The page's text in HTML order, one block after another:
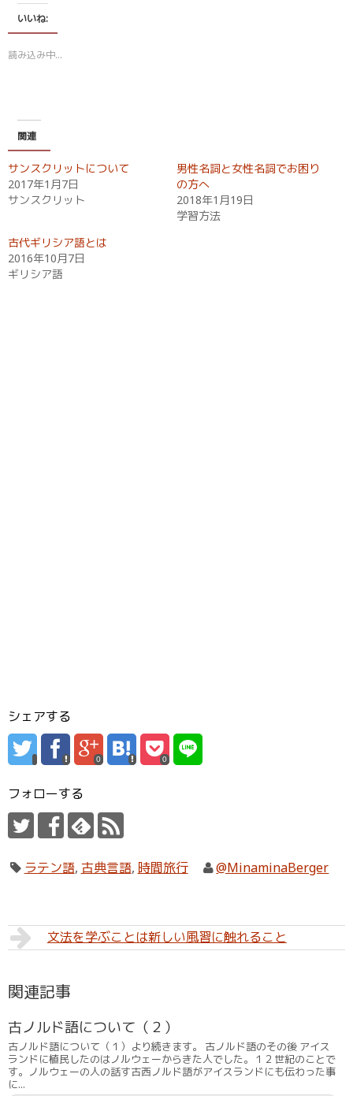
て
T
i
t
t
(
新
し
い
ウ
ィ
ン
ド
ウ
ま
す
)
て
く
だ
さ
い
い
ウ
ィ
いいね:
読み込み中…
関連
サンスクリットについて
2017年1月7日
サンスクリット
男性名詞と女性名詞でお困り
の方へ
2018年1月19日
学習方法
古代ギリシア語とは
2016年10月7日
ギリシア語
シェアする
0 0
フォローする
ラテン語, 古典言語, 時間旅行 @MinaminaBerger
文法を学ぶことは新しい風習に触れること
関連記事
古ノルド語について（２）
古ノルド語について（１）より続きます。 古ノルド語のその後 アイス
ランドに植民したのはノルウェーからきた人でした。１２世紀のことで
す。ノルウェーの人の話す古西ノルド語がアイスランドにも伝わった事
に...